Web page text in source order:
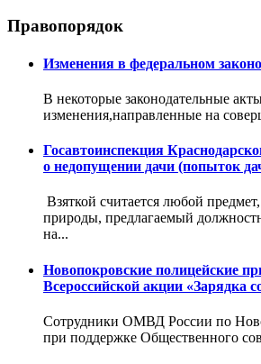
Правопорядок
Изменения в федеральном
В некоторые законодательные
изменения,направленные на
Госавтоинспекция
о недопущении дачи (попыток
Взяткой считается любой
природы, предлагаемый
на...
Новопокровские полицейские
Всероссийской акции «Зарядка
Сотрудники ОМВД России по
при поддержке Общественного